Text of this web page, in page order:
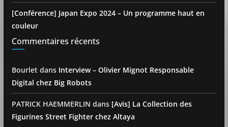
[Conférence] Japan Expo 2024 – Un programme haut en
couleur
Commentaires récents
Bourlet dans Interview – Olivier Mignot Responsable
Digital chez Big Robots
PATRICK HAEMMERLIN dans [Avis] La Collection des
Figurines Street Fighter chez Altaya